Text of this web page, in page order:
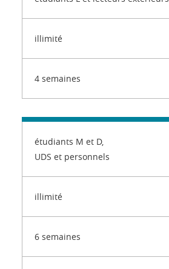
illimité
4 semaines
étudiants M et D,
UDS et personnels
illimité
6 semaines